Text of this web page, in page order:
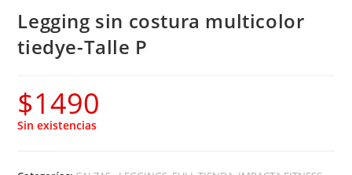
Legging sin costura multicolor
tiedye-Talle P
$1490
Sin existencias